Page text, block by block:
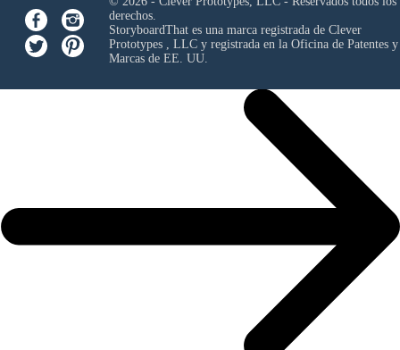
derechos.
StoryboardThat es una marca registrada de Clever
Prototypes , LLCy registrada en la Oficina de Patentes y
Marcas de EE. UU.